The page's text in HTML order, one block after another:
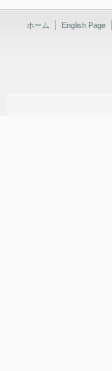
ホーム English Page